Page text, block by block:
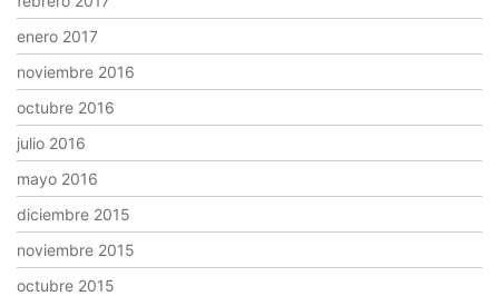
enero 2017
noviembre 2016
octubre 2016
julio 2016
mayo 2016
diciembre 2015
noviembre 2015
octubre 2015